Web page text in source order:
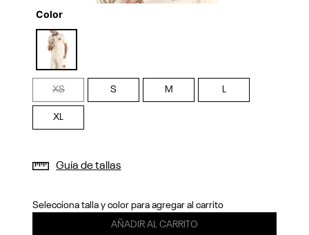
Previous
Color
selected
XS S M L
XL
Guía de tallas
Selecciona talla y color para agregar al carrito
AÑADIR AL CARRITO